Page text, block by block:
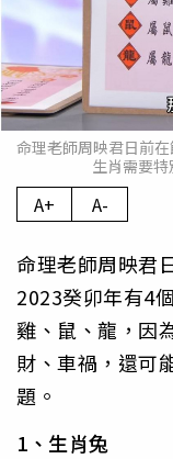
命理老師周映君日前
生肖需要特
A+ A-
命理老師周映君
2023癸卯年有4
雞、鼠、龍，因
財、車禍，還可
題。
1、生肖兔